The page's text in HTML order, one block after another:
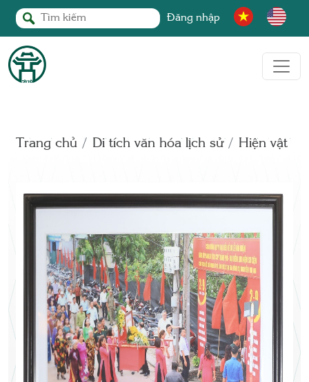
Đăng nhập
Trang chủ Di tích văn hóa lịch sử Hiện vật